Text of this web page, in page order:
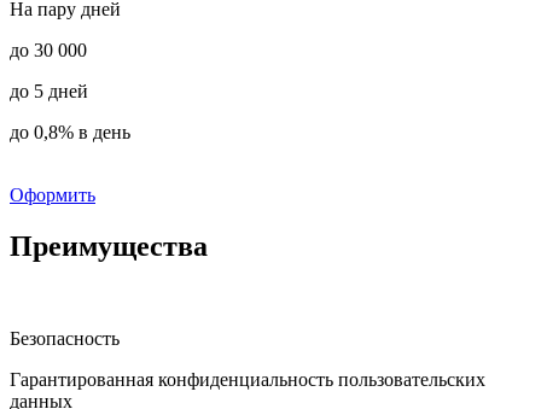
На пару дней
до 30 000
до 5 дней
до 0,8% в день
Оформить
Преимущества
Безопасность
Гарантированная конфиденциальность пользовательских
данных